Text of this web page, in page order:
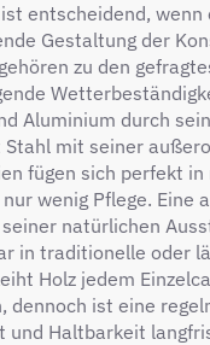
entscheidend,
Gestaltung der
zu den
Aluminium durch
Stahl mit seiner
fügen sich perfekt
wenig Pflege. Eine
natürlichen
in traditionelle oder
Holz jedem
dennoch ist eine
und Haltbarkeit